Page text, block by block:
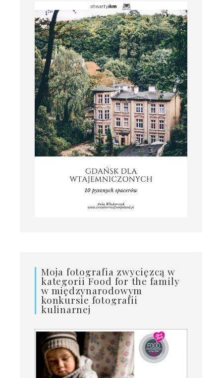
Moja fotografia zwycięzcą w
kategorii Food for the family
w międzynarodowym
konkursie fotografii
kulinarnej